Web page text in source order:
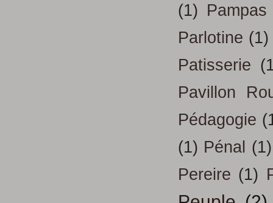
(1) Pampas
Parlotine (1)
Patisserie
Pavillon
Pédagogie
(1) Pénal (1)
Pereire (1)